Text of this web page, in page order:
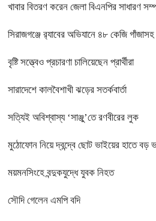
খাবার বিতরণ করেন জেলা বিএনপির সাধারণ
সিরাজগঞ্জে র‍্যাবের অভিযানে ৪৮ কেজি
বৃষ্টি সত্ত্বেও প্রচারণা চালিয়েছেন প্রার্থীরা
সারাদেশে কালবৈশাখী ঝড়ের সতর্কবার্তা
সত্যিই অবিশ্বাস্য ‘সাঞ্জু’তে রণবীরের লুক
মুঠোফোন নিয়ে দ্বন্দ্বে ছোট ভাইয়ের হাতে বড়
ময়মনসিংহে বন্দুকযুদ্ধে যুবক নিহত
সৌদি গেলেন এমপি বদি